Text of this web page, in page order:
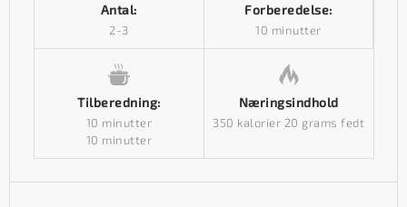
Antal:
2-3
Forberedelse:
10 minutter
Tilberedning:
10 minutter
10 minutter
Næringsindhold
350 kalorier 20 grams fedt